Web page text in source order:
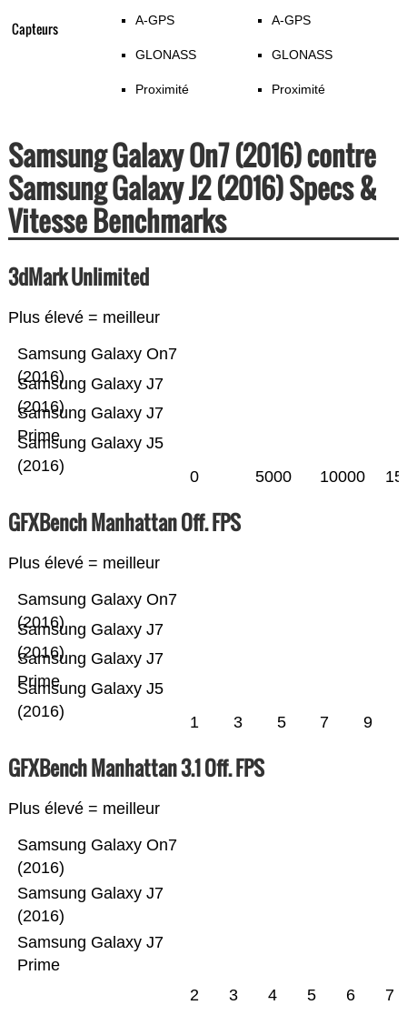
Capteurs A-GPS
GLONASS
Proximité
A-GPS
GLONASS
Proximité
Samsung Galaxy On7 (2016) contre
Samsung Galaxy J2 (2016) Specs &
Vitesse Benchmarks
3dMark Unlimited
Plus élevé = meilleur
Samsung Galaxy J5
(2016)
Samsung Galaxy J7
Prime
Samsung Galaxy J7
(2016)
Samsung Galaxy On7
(2016)
0 5000 10000
GFXBench Manhattan Off. FPS
Plus élevé = meilleur
Samsung Galaxy J5
(2016)
Samsung Galaxy J7
Prime
Samsung Galaxy J7
(2016)
Samsung Galaxy On7
(2016)
1 3 5 7 9
GFXBench Manhattan 3.1 Off. FPS
Plus élevé = meilleur
Samsung Galaxy J7
Prime
Samsung Galaxy J7
(2016)
Samsung Galaxy On7
(2016)
2 3 4 5 6 7